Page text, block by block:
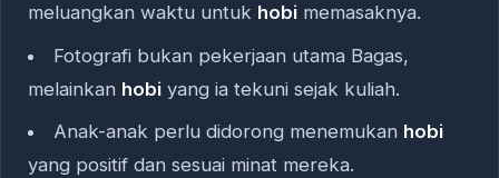
meluangkan waktu untuk hobi memasaknya.
Fotografi bukan pekerjaan utama Bagas,
melainkan hobi yang ia tekuni sejak kuliah.
Anak-anak perlu didorong menemukan hobi
yang positif dan sesuai minat mereka.